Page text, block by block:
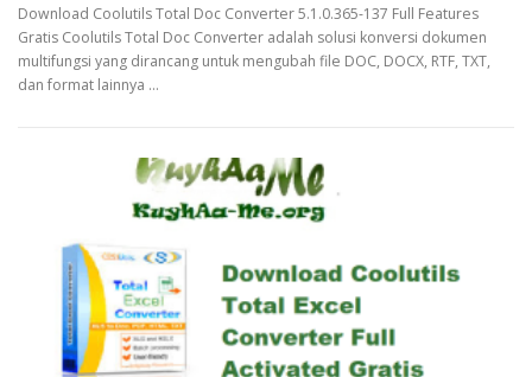
Download Coolutils Total Doc Converter 5.1.0.365-137 Full Features
Gratis Coolutils Total Doc Converter adalah solusi konversi dokumen
multifungsi yang dirancang untuk mengubah file DOC, DOCX, RTF, TXT,
dan format lainnya …